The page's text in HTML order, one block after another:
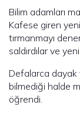
Bilim adamları
Kafese giren
tırmanmayı
saldırdılar ve
Defalarca
bilmediği halde
öğrendi.